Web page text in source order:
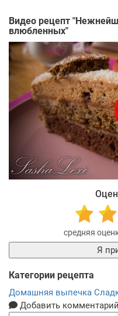
Видео рецепт "
влюбленных"
Я
Категории рецепта
Домашняя выпечка
Добавить комментарий